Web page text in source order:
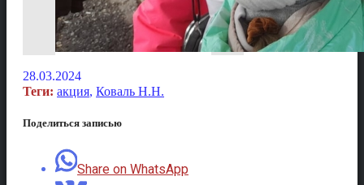
28.03.2024
Теги: акция, Коваль Н.Н.
Поделиться записью
Share on WhatsApp